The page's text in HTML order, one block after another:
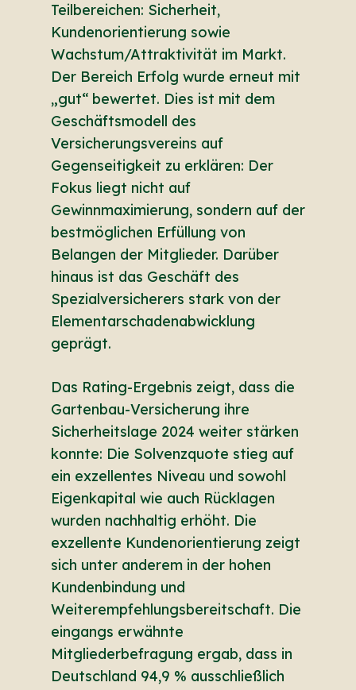
Teilbereichen: Sicherheit,
Kundenorientierung sowie
Wachstum/Attraktivität im Markt.
Der Bereich Erfolg wurde erneut mit
„gut“ bewertet. Dies ist mit dem
Geschäftsmodell des
Versicherungsvereins auf
Gegenseitigkeit zu erklären: Der
Fokus liegt nicht auf
Gewinnmaximierung, sondern auf der
bestmöglichen Erfüllung von
Belangen der Mitglieder. Darüber
hinaus ist das Geschäft des
Spezialversicherers stark von der
Elementarschadenabwicklung
geprägt.
Das Rating-Ergebnis zeigt, dass die
Gartenbau-Versicherung ihre
Sicherheitslage 2024 weiter stärken
konnte: Die Solvenzquote stieg auf
ein exzellentes Niveau und sowohl
Eigenkapital wie auch Rücklagen
wurden nachhaltig erhöht. Die
exzellente Kundenorientierung zeigt
sich unter anderem in der hohen
Kundenbindung und
Weiterempfehlungsbereitschaft. Die
eingangs erwähnte
Mitgliederbefragung ergab, dass in
Deutschland 94,9 % ausschließlich